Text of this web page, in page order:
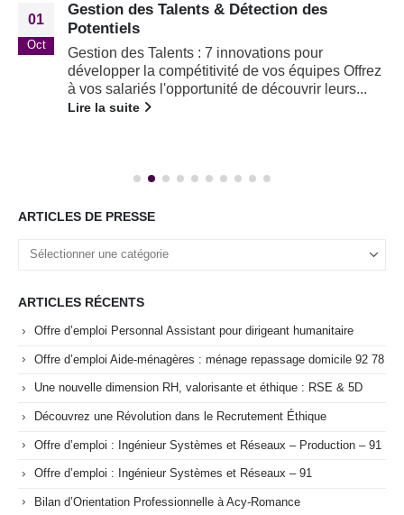
01
Oct
Gestion des Talents & Détection des
Potentiels
Gestion des Talents : 7 innovations pour
développer la compétitivité de vos équipes Offrez
à vos salariés l'opportunité de découvrir leurs...
Lire la suite
ARTICLES DE PRESSE
ARTICLES RÉCENTS
Offre d’emploi Personnal Assistant pour dirigeant humanitaire
Offre d’emploi Aide-ménagères : ménage repassage domicile 92 78
Une nouvelle dimension RH, valorisante et éthique : RSE & 5D
Découvrez une Révolution dans le Recrutement Éthique
Offre d’emploi : Ingénieur Systèmes et Réseaux – Production – 91
Offre d’emploi : Ingénieur Systèmes et Réseaux – 91
Bilan d’Orientation Professionnelle à Acy-Romance